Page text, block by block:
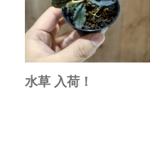
水草 入荷！